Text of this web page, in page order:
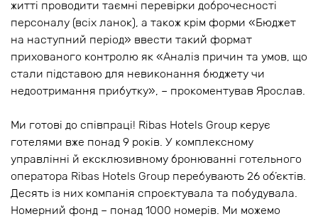
житті проводити таємні перевірки доброчесності
персоналу (всіх ланок), а також крім форми «Бюджет
на наступний період» ввести такий формат
прихованого контролю як «Аналіз причин та умов, що
стали підставою для невиконання бюджету чи
недоотримання прибутку», – прокоментував Ярослав.
Ми готові до співпраці! Ribas Hotels Group керує
готелями вже понад 9 років. У комплексному
управлінні й ексклюзивному бронюванні готельного
оператора Ribas Hotels Group перебувають 26 об’єктів.
Десять із них компанія спроєктувала та побудувала.
Номерний фонд – понад 1000 номерів. Ми можемо